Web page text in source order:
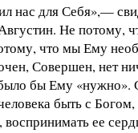
нас для Себя»,—
Не потому,
что мы Ему
Совершен, нет
бы Ему «нужно».
быть с
воспринимать ее